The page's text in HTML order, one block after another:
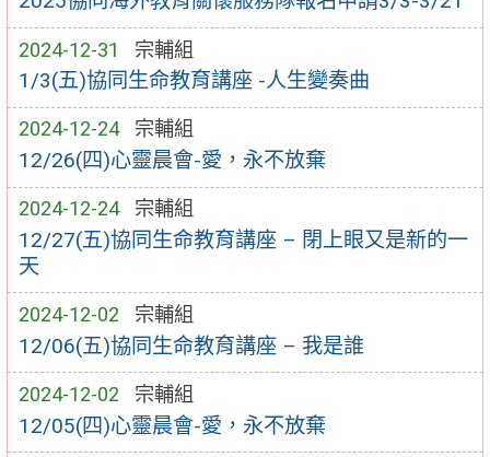
2024-12-31 宗輔組
1/3(五)協同生命教育講座 -人生變奏曲
2024-12-24 宗輔組
12/26(四)心靈晨會-愛，永不放棄
2024-12-24 宗輔組
12/27(五)協同生命教育講座 – 閉上眼又是新的一
天
2024-12-02 宗輔組
12/06(五)協同生命教育講座 – 我是誰
2024-12-02 宗輔組
12/05(四)心靈晨會-愛，永不放棄